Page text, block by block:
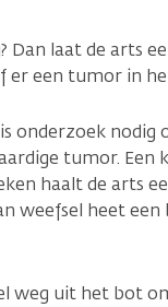
Dan laat de arts
er een tumor in
onderzoek nodig
tumor. Een
haalt de arts
weefsel heet een
weg uit het bot